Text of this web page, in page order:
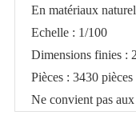
En matériaux
Echelle : 1/100
Dimensions finies :
Pièces : 3430
Ne convient pas